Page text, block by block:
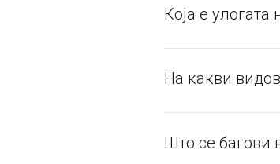
Која е
На какви
Што се багови